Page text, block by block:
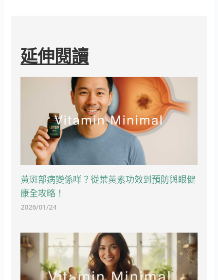
延伸閱讀
黃斑部病變係咩？從葉黃素功效到預防與眼健
康全攻略！
2026/01/24